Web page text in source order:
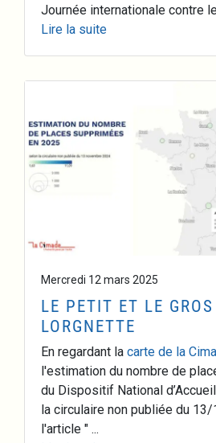
Journée internationale contre
Lire la suite
Mercredi 12 mars 2025
LE PETIT ET LE
LORGNETTE
En regardant la carte de la
l'estimation du nombre de
du Dispositif National
la circulaire non publiée du
l'article " ...